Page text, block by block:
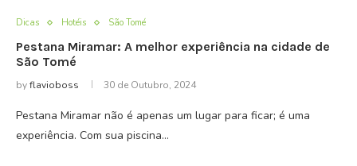
Dicas Hotéis São Tomé
Pestana Miramar: A melhor experiência na cidade de
São Tomé
byflavioboss 30 de Outubro, 2024
Pestana Miramar não é apenas um lugar para ficar; é uma
experiência. Com sua piscina…